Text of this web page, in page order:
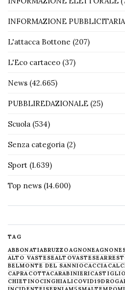
INFORMAZIONE PUBBLICITARIA
L'attacca Bottone (207)
L'Eco cartaceo (37)
News (42.665)
PUBBLIREDAZIONALE (25)
Scuola (534)
Senza categoria (2)
Sport (1.639)
Top news (14.600)
TAG
ABBONATIABRUZZOAGNONE
ALTO VASTESEALTOVASTESE
BELMONTE DEL SANNIOCACCIA
CAPRACOTTACARABINIERI
CHIETINOCINGHIALICOVID19DROGA